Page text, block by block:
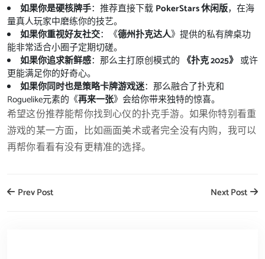
如果你是硬核牌手：推荐直接下载 PokerStars 休闲版，在海
量真人玩家中磨练你的技艺。
如果你重视好友社交：《德州扑克达人》提供的私有牌桌功
能非常适合小圈子定期切磋。
如果你追求新鲜感：那么主打原创模式的 《扑克 2025》 或许
更能满足你的好奇心。
如果你同时也是策略卡牌游戏迷：那么融合了扑克和
Roguelike元素的《再来一张》会给你带来独特的惊喜。
希望这份推荐能帮你找到心仪的扑克手游。如果你特别看重
游戏的某一方面，比如画面美术或者完全没有内购，我可以
再帮你看看有没有更精准的选择。
Prev Post Next Post